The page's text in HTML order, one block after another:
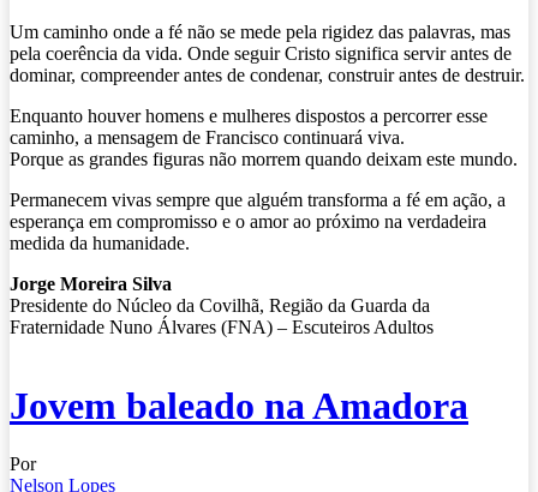
Um caminho onde a fé não se mede pela rigidez das palavras, mas
pela coerência da vida. Onde seguir Cristo significa servir antes de
dominar, compreender antes de condenar, construir antes de destruir.
Enquanto houver homens e mulheres dispostos a percorrer esse
caminho, a mensagem de Francisco continuará viva.
Porque as grandes figuras não morrem quando deixam este mundo.
Permanecem vivas sempre que alguém transforma a fé em ação, a
esperança em compromisso e o amor ao próximo na verdadeira
medida da humanidade.
Jorge Moreira Silva
Presidente do Núcleo da Covilhã, Região da Guarda da
Fraternidade Nuno Álvares (FNA) – Escuteiros Adultos
Jovem baleado na Amadora
Por
Nelson Lopes